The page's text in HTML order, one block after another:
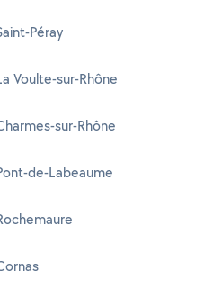
Péray
Voulte-sur-Rhône
sur-Rhône
de-Labeaume